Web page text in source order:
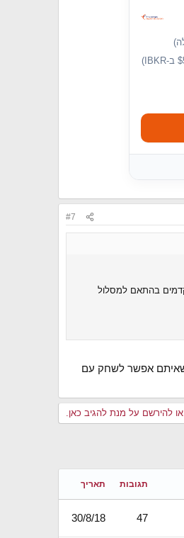
#7
אחוז לאלמנה ואז המקדם הרבה יותר גרוע. לא מראים זאת בדוחות השנתיים .. הם מציגים רק מקדם אחד. למעשה יש סט של כ5 מקדמים בהתאם למסלול
שאיתם אפשר לשחק עם
להירשם על מנת להגיב כאן.
תגובות תאריך
47
30/8/18